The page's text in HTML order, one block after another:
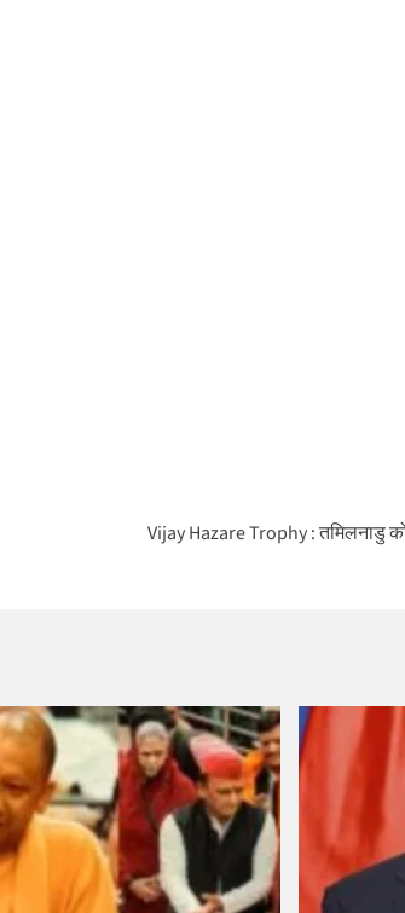
Vijay Hazare Trophy : तमिलनाडु